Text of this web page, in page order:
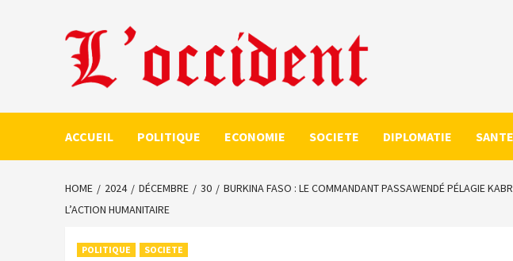
ACCUEIL POLITIQUE ECONOMIE SOCIETE DIPLOMATIE SANTE
HOME 2024 DÉCEMBRE 30
BURKINA FASO : LE COMMANDANT PASSAWENDÉ PÉLAGIE
L’ACTION HUMANITAIRE
POLITIQUE SOCIETE